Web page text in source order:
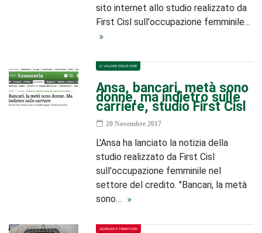
sito internet allo studio realizzato da
First Cisl sull'occupazione femminile…
IL VALORE DELLE IDEE
Ansa, bancari, metà sono
donne, ma indietro sulle
carriere, studio First Cisl
20 Novembre 2017
L'Ansa ha lanciato la notizia della
studio realizzato da First Cisl
sull'occupazione femminile nel
settore del credito. "Bancari, la metà
sono…
AZIENDE E TERRITORI